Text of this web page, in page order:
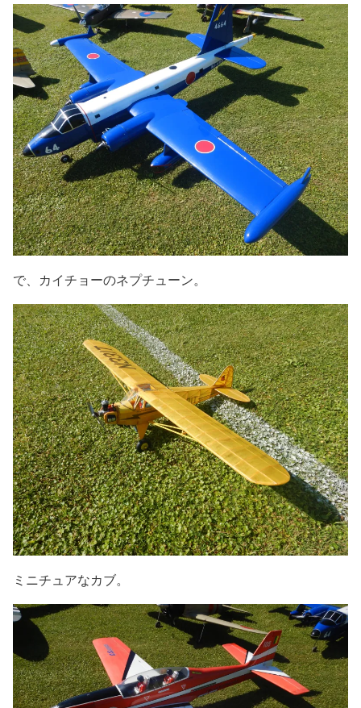
で、カイチョーのネプチューン。
ミニチュアなカブ。